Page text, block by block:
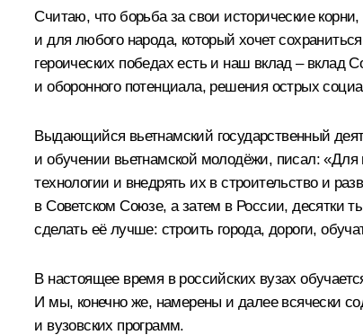
Считаю, что борьба за свои исторические
и для любого народа, который хочет
героических победах есть и наш вклад – вклад
и оборонного потенциала, решения острых
Выдающийся вьетнамский государственный
и обучении вьетнамской молодёжи, писал: «Для
технологии и внедрять их в строительство и
в Советском Союзе, а затем в России, десятки
сделать её лучше: строить города, дороги,
В настоящее время в российских вузах
И мы, конечно же, намерены и далее всячески
и вузовских программ.